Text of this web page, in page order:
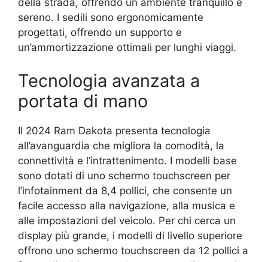
della strada, offrendo un ambiente tranquillo e
sereno. I sedili sono ergonomicamente
progettati, offrendo un supporto e
un’ammortizzazione ottimali per lunghi viaggi.
Tecnologia avanzata a
portata di mano
Il 2024 Ram Dakota presenta tecnologia
all’avanguardia che migliora la comodità, la
connettività e l’intrattenimento. I modelli base
sono dotati di uno schermo touchscreen per
l’infotainment da 8,4 pollici, che consente un
facile accesso alla navigazione, alla musica e
alle impostazioni del veicolo. Per chi cerca un
display più grande, i modelli di livello superiore
offrono uno schermo touchscreen da 12 pollici a